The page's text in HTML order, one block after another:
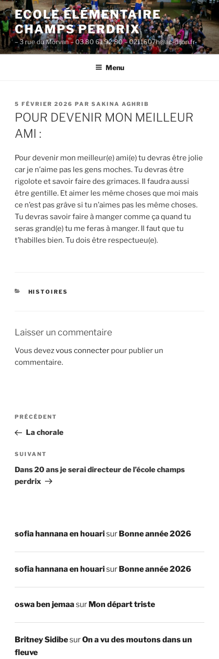
Aller
au
contenu
principal
ECOLE ÉLÉMENTAIRE
CHAMPS PERDRIX
– 3 rue du Morvan – 03 80 61 92 80 – 0211607h@ac-dijon.fr-
Menu
PUBLIÉ
LE
5 FÉVRIER 2026 PAR SAKINA AGHRIB
POUR DEVENIR MON MEILLEUR
AMI :
Pour devenir mon meilleur(e) ami(e) tu devras être jolie
car je n’aime pas les gens moches. Tu devras être
rigolote et savoir faire des grimaces. Il faudra aussi
être gentille. Et aimer les même choses que moi mais
ce n’est pas grâve si tu n’aimes pas les même choses.
Tu devras savoir faire à manger comme ça quand tu
seras grand(e) tu me feras à manger. Il faut que tu
t’habilles bien. Tu dois être respectueu(e).
CATÉGORIES
HISTOIRES
Laisser un commentaire
Vous devezvous connecter pour publier un
commentaire.
Navigation
l’article
Article
précédent
PRÉCÉDENT
La chorale
Article
suivant
SUIVANT
Dans 20 ans je serai directeur de l’école champs
perdrix
sofia hannana en houarisur Bonne année 2026
sofia hannana en houarisur Bonne année 2026
oswa ben jemaasur Mon départ triste
Britney SidibesurOn a vu des moutons dans un
fleuve